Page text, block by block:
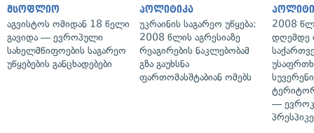
მსოფლიო
აგვისტოს ომიდან 18 წელი
გავიდა — ევროპული
სახელმწიფოების საგარეო
უწყებების განცხადებები
პოლიტიკა
უკრაინის საგარეო უწყება:
2008 წლის აგრესიაზე
რეაგირების ნაკლებობამ
გზა გაუხსნა
ფართომასშტაბიან ომებს
2008
დღემდე
—